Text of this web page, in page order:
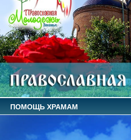
ПОМОЩЬ ХРАМАМ